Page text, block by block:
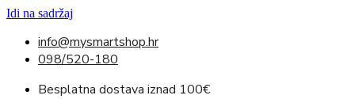
Idi na sadržaj
info@mysmartshop.hr
098/520-180
Besplatna dostava iznad 100€